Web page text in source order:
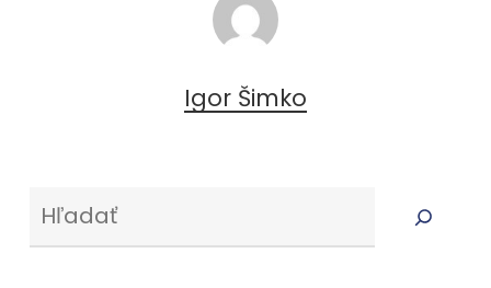
Igor Šimko